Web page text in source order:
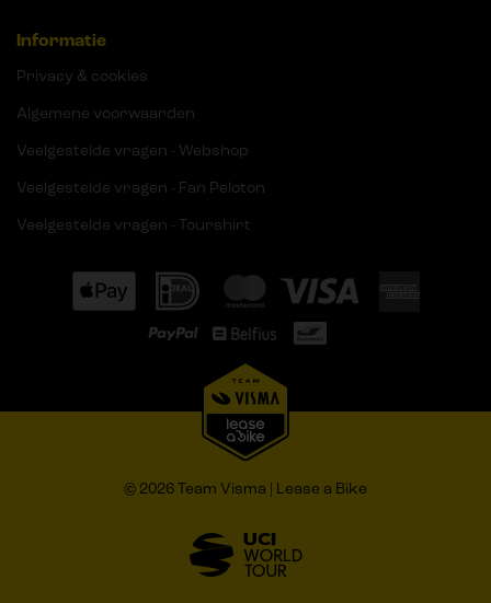
Informatie
Privacy & cookies
Algemene voorwaarden
Veelgestelde vragen - Webshop
Veelgestelde vragen - Fan Peloton
Veelgestelde vragen - Tourshirt
© 2026 Team Visma | Lease a Bike